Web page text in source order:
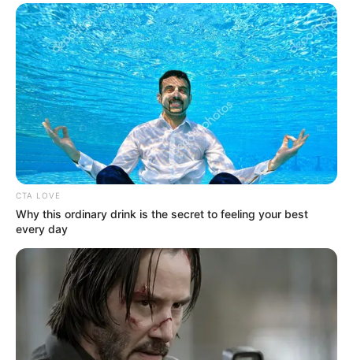
CTA LOVE
Why this ordinary drink is the secret to feeling your best
every day